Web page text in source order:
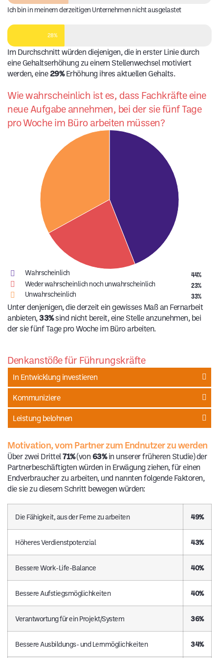
Ich bin in meinem derzeitigen Unternehmen nicht ausgelastet
28%
Im Durchschnitt würden diejenigen, die in erster Linie durch
eine Gehaltserhöhung zu einem Stellenwechsel motiviert
werden, eine 29%Erhöhung ihres aktuellen Gehalts.
Wie wahrscheinlich ist es, dass Fachkräfte eine
neue Aufgabe annehmen, bei der sie fünf Tage
pro Woche im Büro arbeiten müssen?
Wahrscheinlich 44%
Weder wahrscheinlich noch unwahrscheinlich
23%
33%
Unwahrscheinlich
Unter denjenigen, die derzeit ein gewisses Maß an Fernarbeit
anbieten,33%sind nicht bereit, eine Stelle anzunehmen, bei
der sie fünf Tage pro Woche im Büro arbeiten.
Denkanstöße für Führungskräfte
In Entwicklung investieren
Kommuniziere
Leistung belohnen
Motivation, vom Partner zum Endnutzer zu werden
Über zwei Drittel71%(von 63%in unserer früheren Studie) der
Partnerbeschäftigten würden in Erwägung ziehen, für einen
Endverbraucher zu arbeiten, und nannten folgende Faktoren,
die sie zu diesem Schritt bewegen würden:
Die Fähigkeit, aus der Ferne zu arbeiten 49%
Höheres Verdienstpotenzial 43%
Bessere Work-Life-Balance 40%
Bessere Aufstiegsmöglichkeiten 40%
Verantwortung für ein Projekt/System 36%
Bessere Ausbildungs- und Lernmöglichkeiten 34%